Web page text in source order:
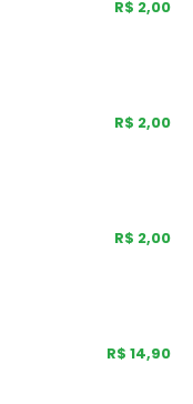
R$ 2,00
R$ 2,00
R$ 2,00
R$ 14,90